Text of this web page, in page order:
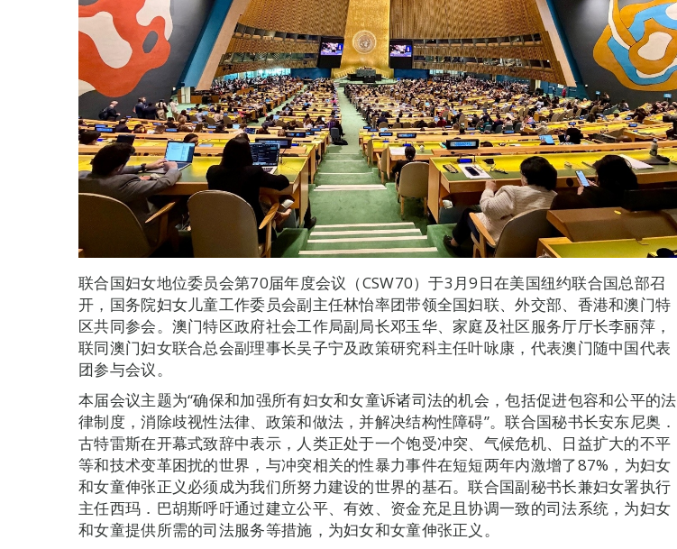
联合国妇女地位委员会第70届年度会议（CSW70）于3月9日在美国纽约联合国总部召
开，国务院妇女儿童工作委员会副主任林怡率团带领全国妇联、外交部、香港和澳门特
区共同参会。澳门特区政府社会工作局副局长邓玉华、家庭及社区服务厅厅长李丽萍，
联同澳门妇女联合总会副理事长吴子宁及政策研究科主任叶咏康，代表澳门随中国代表
团参与会议。
本届会议主题为“确保和加强所有妇女和女童诉诸司法的机会，包括促进包容和公平的法
律制度，消除歧视性法律、政策和做法，并解决结构性障碍”。联合国秘书长安东尼奥．
古特雷斯在开幕式致辞中表示，人类正处于一个饱受冲突、气候危机、日益扩大的不平
等和技术变革困扰的世界，与冲突相关的性暴力事件在短短两年内激增了87%，为妇女
和女童伸张正义必须成为我们所努力建设的世界的基石。联合国副秘书长兼妇女署执行
主任西玛．巴胡斯呼吁通过建立公平、有效、资金充足且协调一致的司法系统，为妇女
和女童提供所需的司法服务等措施，为妇女和女童伸张正义。